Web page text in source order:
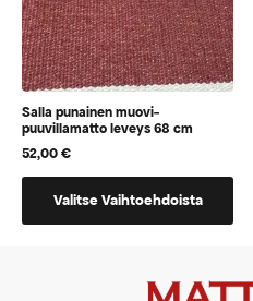
Salla punainen muovi-
puuvillamatto leveys 68 cm
52,00€
Valitse Vaihtoehdoista